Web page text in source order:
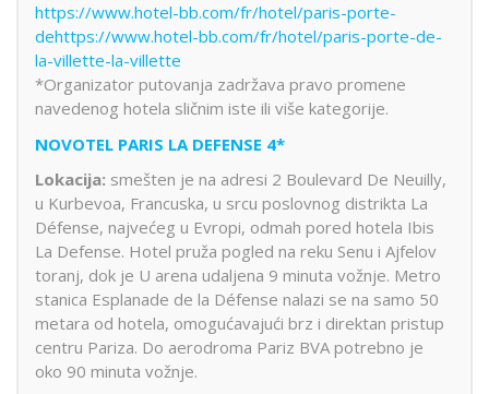
https://www.hotel-bb.com/fr/hotel/paris-porte-
dehttps://www.hotel-bb.com/fr/hotel/paris-porte-de-
la-villette-la-villette
*Organizator putovanja zadržava pravo promene
navedenog hotela sličnim iste ili više kategorije.
NOVOTEL PARIS LA DEFENSE 4*
Lokacija: smešten je na adresi 2 Boulevard De Neuilly,
u Kurbevoa, Francuska, u srcu poslovnog distrikta La
Défense, najvećeg u Evropi, odmah pored hotela Ibis
La Defense. Hotel pruža pogled na reku Senu i Ajfelov
toranj, dok je U arena udaljena 9 minuta vožnje. Metro
stanica Esplanade de la Défense nalazi se na samo 50
metara od hotela, omogućavajući brz i direktan pristup
centru Pariza. Do aerodroma Pariz BVA potrebno je
oko 90 minuta vožnje.